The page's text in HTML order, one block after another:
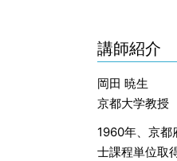
講師紹介
岡田 暁生
京都大学教授
1960年、京都
士課程単位取